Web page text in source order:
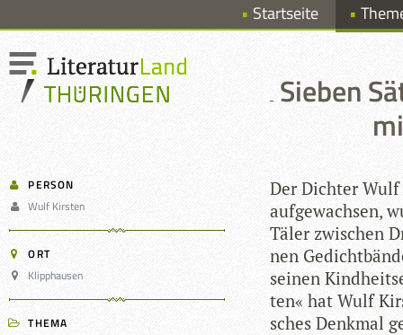
Startseite
Sieben
PERSON
Wulf Kirsten
ORT
Klipphausen
THEMA
Der Dich­ter
auf­ge­wach­sen,
Täler zwi­schen
nen
sei­nen
ten« hat Wulf
sches Denk­mal